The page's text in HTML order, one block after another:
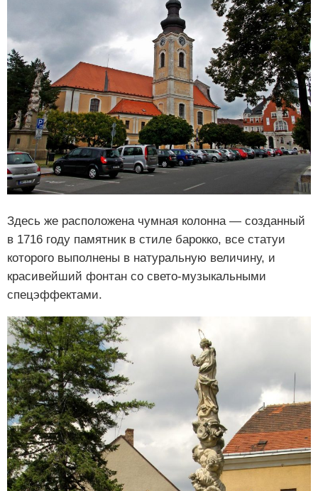
Здесь же расположена чумная колонна — созданный
в 1716 году памятник в стиле барокко, все статуи
которого выполнены в натуральную величину, и
красивейший фонтан со свето-музыкальными
спецэффектами.